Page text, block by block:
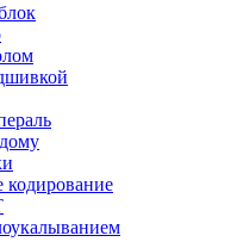
кодирование